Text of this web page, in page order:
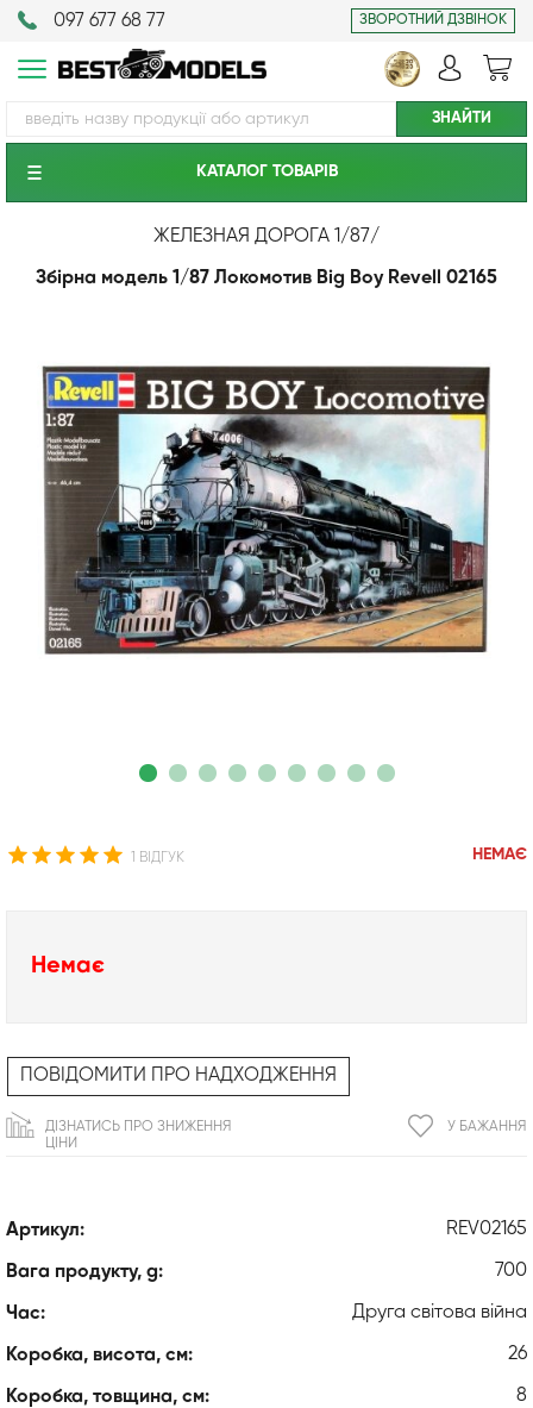
097 677 68 77 ЗВОРОТНИЙ ДЗВІНОК
КАТАЛОГ ТОВАРIВ
ЖЕЛЕЗНАЯ ДОРОГА 1/87/
Збірна модель 1/87 Локомотив Big Boy Revell 02165
1 ВІДГУК НЕМАЄ
Артикул: REV02165
Вага продукту, g: 700
Час: Друга світова війна
Коробка, висота, см: 26
Коробка, товщина, см: 8
Немає
ПОВІДОМИТИ ПРО НАДХОДЖЕННЯ
У БАЖАННЯ
ДІЗНАТИСЬ ПРО ЗНИЖЕННЯ
ЦІНИ